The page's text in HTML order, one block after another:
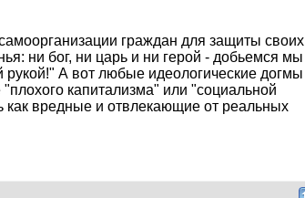
граждан для защиты своих
ни бог, ни царь и ни герой - добьемся мы
А вот любые идеологические догмы
капитализма" или "социальной
как вредные и отвлекающие от реальных